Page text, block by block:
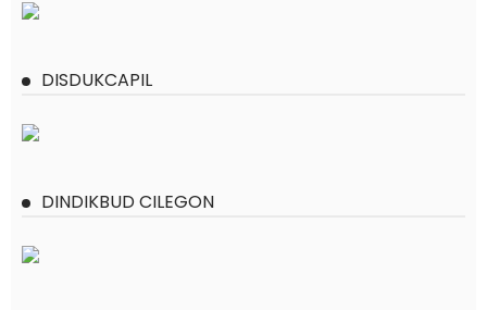
DISDUKCAPIL
DINDIKBUD CILEGON